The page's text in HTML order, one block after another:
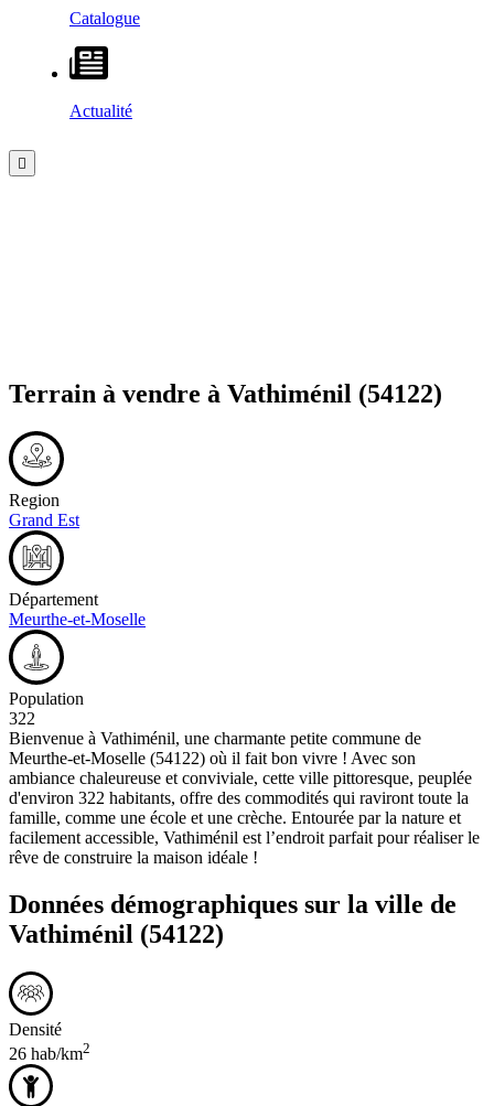
Catalogue
Actualité
Terrain à vendre à Vathiménil (54122)
Region
Grand Est
Département
Meurthe-et-Moselle
Population
322
Bienvenue à Vathiménil, une charmante petite commune de
Meurthe-et-Moselle (54122) où il fait bon vivre ! Avec son
ambiance chaleureuse et conviviale, cette ville pittoresque, peuplée
d'environ 322 habitants, offre des commodités qui raviront toute la
famille, comme une école et une crèche. Entourée par la nature et
facilement accessible, Vathiménil est l’endroit parfait pour réaliser le
rêve de construire la maison idéale !
Données démographiques sur la ville de
Vathiménil (54122)
Densité
26 hab/km2